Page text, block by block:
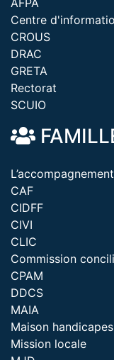
AFPA
Centre
CROUS
DRAC
GRETA
Rectorat
SCUIO
CAF
CIDFF
CIVI
CLIC
Commission
CPAM
DDCS
MAIA
Maison
Mission locale